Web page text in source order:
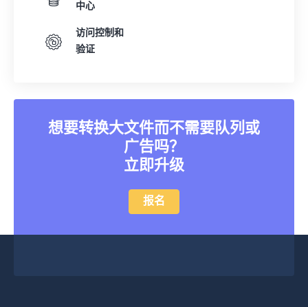
中心
访问控制和
验证
想要转换大文件而不需要队列或
广告吗？
立即升级
报名